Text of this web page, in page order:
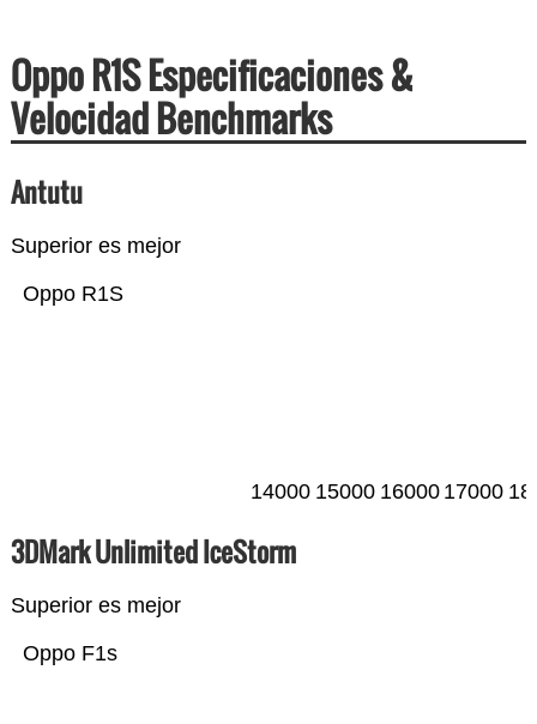
Oppo R1S Especificaciones &
Velocidad Benchmarks
Antutu
Superior es mejor
Oppo R1S
14000 15000 16000 17000
3DMark Unlimited IceStorm
Superior es mejor
Oppo F1s